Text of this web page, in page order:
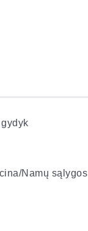
Namų sąlygos